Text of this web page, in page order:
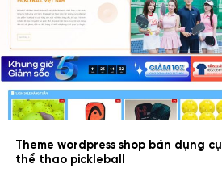
+
Theme wordpress shop bán dụng cụ
thể thao pickleball